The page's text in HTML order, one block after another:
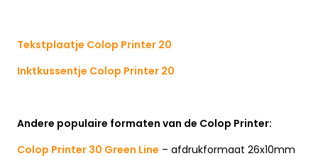
Tekstplaatje Colop Printer 20
Inktkussentje Colop Printer 20
Andere populaire formaten van de Colop Printer:
Colop Printer 30 Green Line – afdrukformaat 26x10mm